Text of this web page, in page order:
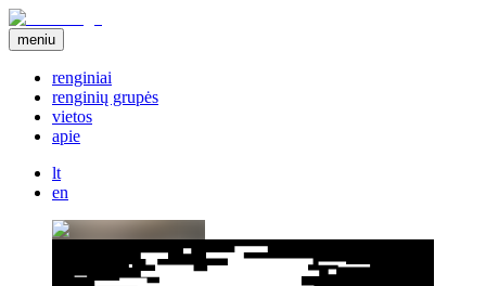
meniu
renginiai
renginių grupės
vietos
apie
lt
en